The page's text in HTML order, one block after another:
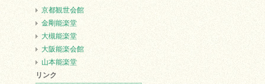
京都観世会館
金剛能楽堂
大槻能楽堂
大阪能楽会館
山本能楽堂
リンク